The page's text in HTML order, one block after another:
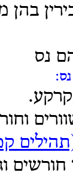
בהן
נס
חורשים